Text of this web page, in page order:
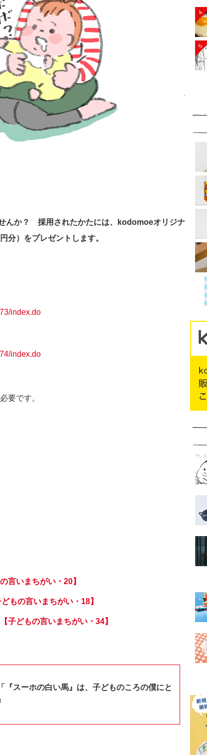
んか？ 採用されたかたには、kodomoeオリジナ
分）をプレゼントします。
index.do
index.do
要です。
言いまちがい・20】
もの言いまちがい・18】
子どもの言いまちがい・34】
『スーホの白い馬』は、子どものころの僕にと
4
5